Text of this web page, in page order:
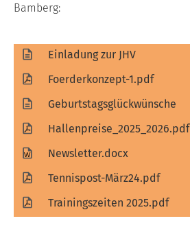
Bamberg:
Einladung zur JHV
Foerderkonzept-1.pdf
Geburtstagsglückwünsche
Hallenpreise_2025_2026.pdf
Newsletter.docx
Tennispost-März24.pdf
Trainingszeiten 2025.pdf